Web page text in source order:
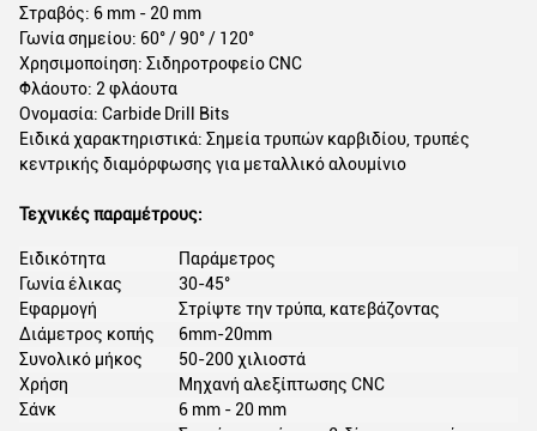
Στραβός: 6 mm - 20 mm
Γωνία σημείου: 60° / 90° / 120°
Χρησιμοποίηση: Σιδηροτροφείο CNC
Φλάουτο: 2 φλάουτα
Ονομασία: Carbide Drill Bits
Ειδικά χαρακτηριστικά: Σημεία τρυπών καρβιδίου, τρυπές
κεντρικής διαμόρφωσης για μεταλλικό αλουμίνιο
Τεχνικές παραμέτρους:
Ειδικότητα
Παράμετρος
Γωνία έλικας
30-45°
Εφαρμογή
Στρίψτε την τρύπα, κατεβάζοντας
Διάμετρος κοπής
6mm-20mm
Συνολικό μήκος
50-200 χιλιοστά
Χρήση
Μηχανή αλεξίπτωσης CNC
Σάνκ
6 mm - 20 mm